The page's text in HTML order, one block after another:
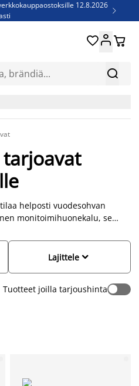
12.8.2026

jopa 60% 
 
helposti vuodesohvan
monitoimihuonekalu, se
ja osa vuodesohvista
Valikoimastamme
tai vuodesohvaa

Lajittele
Tuotteet joilla tarjoushinta